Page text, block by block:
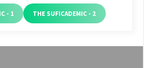
- 1 THE SUFICADEMIC - 2